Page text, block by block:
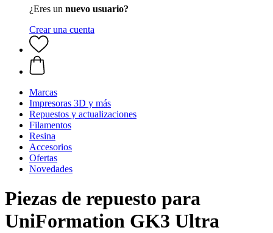
¿Eres un nuevo usuario?
Crear una cuenta
Marcas
Impresoras 3D y más
Repuestos y actualizaciones
Filamentos
Resina
Accesorios
Ofertas
Novedades
Piezas de repuesto para
UniFormation GK3 Ultra